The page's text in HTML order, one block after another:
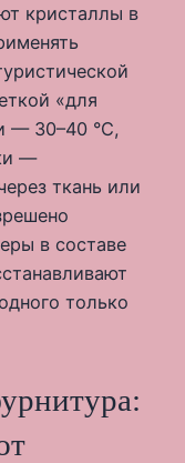
кристаллы в
«для
— 30–40 °C,
—
ткань или
в составе
только